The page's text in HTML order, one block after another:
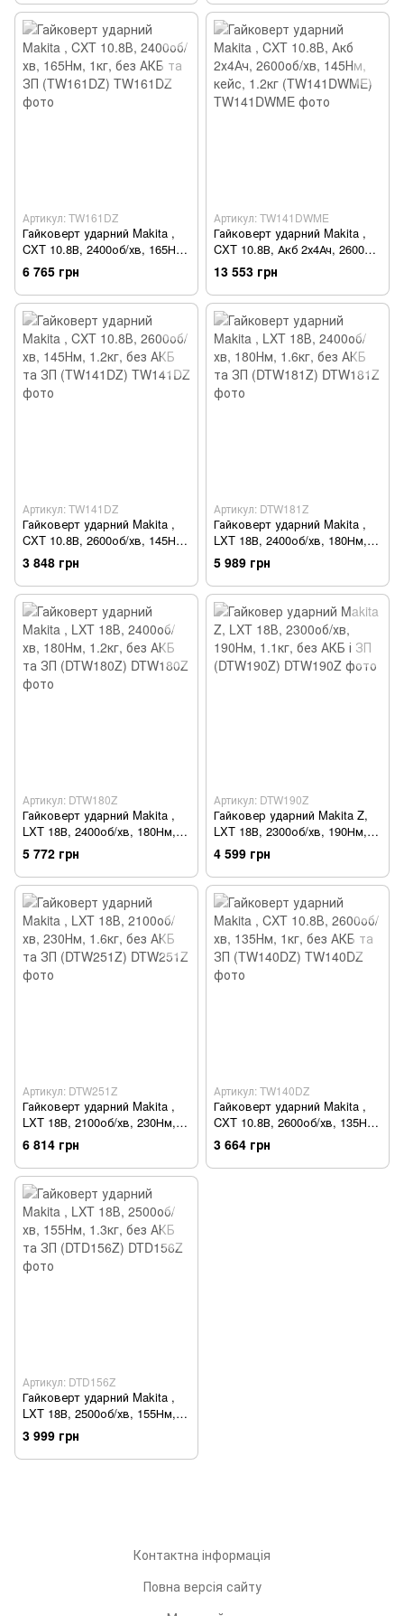
Артикул: TW161DZ
Гайковерт ударний Makita ,
CXT 10.8В, 2400об/хв, 165Нм,
1кг, без АКБ та ЗП (TW161DZ)
6 765 грн
Артикул: TW141DWME
Гайковерт ударний Makita ,
CXT 10.8В, Акб 2х4Ач, 2600об/
хв, 145Нм, кейс, 1.2кг
(TW141DWME)
13 553 грн
Артикул: TW141DZ
Гайковерт ударний Makita ,
CXT 10.8В, 2600об/хв, 145Нм,
1.2кг, без АКБ та ЗП
(TW141DZ)
3 848 грн
Артикул: DTW181Z
Гайковерт ударний Makita ,
LXT 18В, 2400об/хв, 180Нм,
1.6кг, без АКБ та ЗП
(DTW181Z)
5 989 грн
Артикул: DTW180Z
Гайковерт ударний Makita ,
LXT 18В, 2400об/хв, 180Нм,
1.2кг, без АКБ та ЗП
(DTW180Z)
5 772 грн
Артикул: DTW190Z
Гайковер ударний Makita Z,
LXT 18В, 2300об/хв, 190Нм,
1.1кг, без АКБ і ЗП (DTW190Z)
4 599 грн
Артикул: DTW251Z
Гайковерт ударний Makita ,
LXT 18В, 2100об/хв, 230Нм,
1.6кг, без АКБ та ЗП
(DTW251Z)
6 814 грн
Артикул: TW140DZ
Гайковерт ударний Makita ,
CXT 10.8В, 2600об/хв, 135Нм,
1кг, без АКБ та ЗП (TW140DZ)
3 664 грн
Артикул: DTD156Z
Гайковерт ударний Makita ,
LXT 18В, 2500об/хв, 155Нм,
1.3кг, без АКБ та ЗП
(DTD156Z)
3 999 грн
Контактна інформація
Повна версія сайту